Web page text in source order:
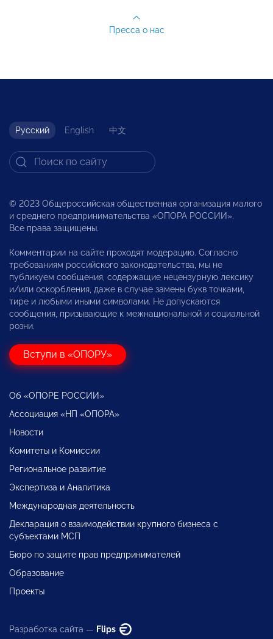
Пресса о нас
Русский English 中文
© 2023 Общероссийская общественная организация малого
и среднего предпринимательства «ОПОРА РОССИИ».
Все права защищены.
Комментарии на сайте проходят модерацию. Согласно
требованиям российского законодательства, мы не
публикуем сообщения, содержащие нецензурную лексику
и/или оскорбления, даже в случае замены букв точками,
тире и любыми иными символами. Не допускаются
сообщения, призывающие к межнациональной и социальной
розни.
Вступи в «ОПОРУ»
Об «ОПОРЕ РОССИИ»
Ассоциация «НП «ОПОРА»
Новости
Комитеты и Комиссии
Региональное развитие
Экспертиза и Аналитика
Международная деятельность
Декларация о взаимодействии крупного бизнеса с
субъектами МСП
Бюро по защите прав предпринимателей
Образование
Проекты
Разработка сайта — Flips